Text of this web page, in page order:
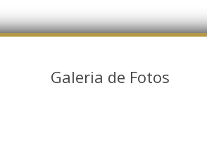
Galeria de Fotos